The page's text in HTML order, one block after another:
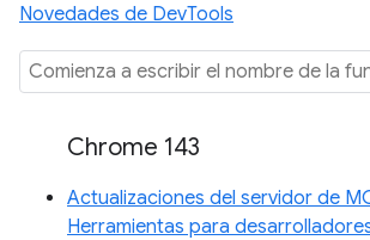
Novedades de DevTools
Chrome 143
Actualizaciones del servidor de
Herramientas para